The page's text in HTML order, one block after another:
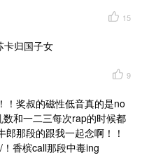
www
15
卡归国子女
9
！奖叔的磁性低音真的是no
和一二三每次rap的时候都
那段的跟我一起念啊！！
香槟call那段中毒ing